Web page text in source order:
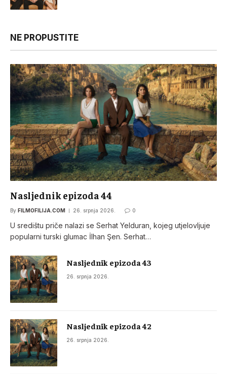
NE PROPUSTITE
Nasljednik epizoda 44
By FILMOFILIJA.COM 26. srpnja 2026. 0
U središtu priče nalazi se Serhat Yelduran, kojeg utjelovljuje
popularni turski glumac İlhan Şen. Serhat…
Nasljednik epizoda 43
26. srpnja 2026.
Nasljednik epizoda 42
26. srpnja 2026.